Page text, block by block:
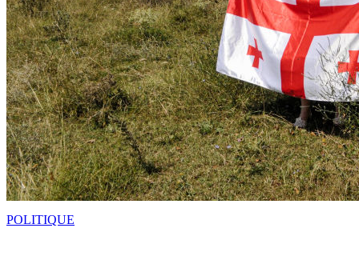
POLITIQUE